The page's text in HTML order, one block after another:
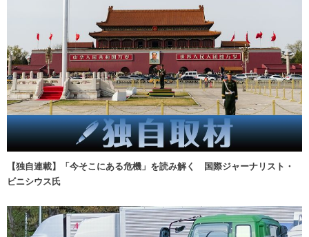
【独自連載】「今そこにある危機」を読み解く 国際ジャーナリスト・
ビニシウス氏